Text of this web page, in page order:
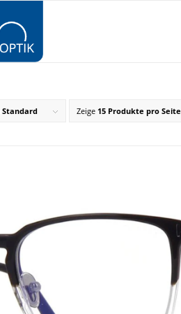
Standard Zeige 15 Produkte pro Seite